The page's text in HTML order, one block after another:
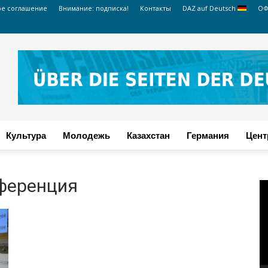
соглашение Внимание: подписка! Контакты DAZ auf Deutsch
Культура Молодежь Казахстан Германия